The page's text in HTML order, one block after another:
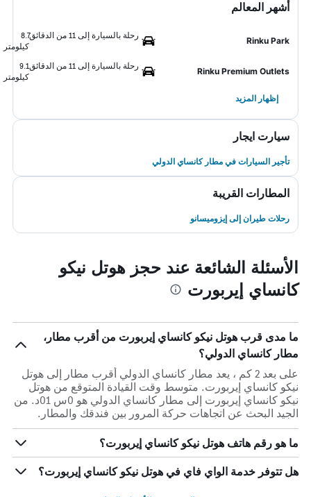
أشهر المعالم
Rinku Park
رحلة بالسيارة إلى 11 من الدقائق
8.7
كيلومتر
Rinku Premium Outlets
رحلة بالسيارة إلى 11 من الدقائق
9.1
كيلومتر
إظهار المزيد
سيارت ايجار
تأجير السيارات في مطار كانساي الدولي
المطارات القريبة
رحلات طيران إلى إيزوميسانو
الأسئلة الشائعة عند حجز هوتل نيكو
كانساي إيربورت
ما مدى قرب هوتل نيكو كانساي إيربورت من أقرب مطار،
مطار كانساي الدولي؟
على بعد 2 كم ، يعد مطار كانساي الدولي أقرب مطار إلى هوتل
نيكو كانساي إيربورت. متوسط وقت القيادة المتوقع من هوتل
نيكو كانساي إيربورت إلى مطار كانساي الدولي هو 0س 01د. من
الجيد البحث عن اتجاهات حركة المرور بين فندقك والمطار.
ما هو رقم هاتف هوتل نيكو كانساي إيربورت؟
هل تتوفر خدمة الواي فاي في هوتل نيكو كانساي إيربورت؟